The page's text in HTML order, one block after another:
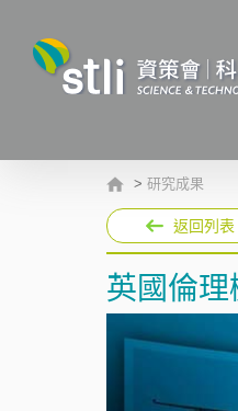
> 研究成果
返回列表
英國倫